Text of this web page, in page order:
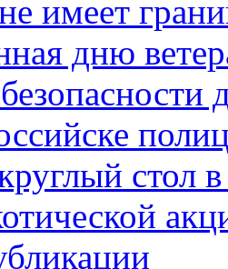
имеет
дню
стол